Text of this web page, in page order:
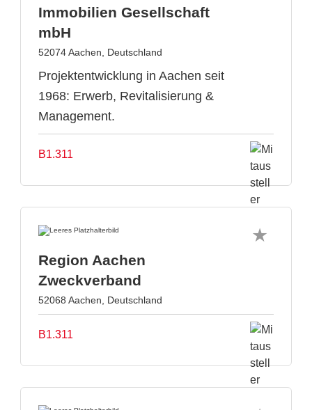
Immobilien Gesellschaft
mbH
52074 Aachen, Deutschland
Projektentwicklung in Aachen seit
1968: Erwerb, Revitalisierung &
Management.
B1.311
Region Aachen
Zweckverband
52068 Aachen, Deutschland
B1.311